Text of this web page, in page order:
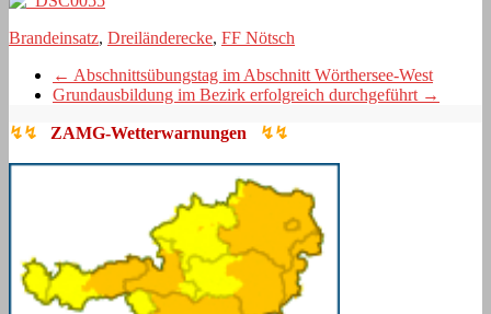
Brandeinsatz, Dreiländerecke, FF Nötsch
← Abschnittsübungstag im Abschnitt Wörthersee-West
Grundausbildung im Bezirk erfolgreich durchgeführt →
↯↯ ZAMG-Wetterwarnungen ↯↯